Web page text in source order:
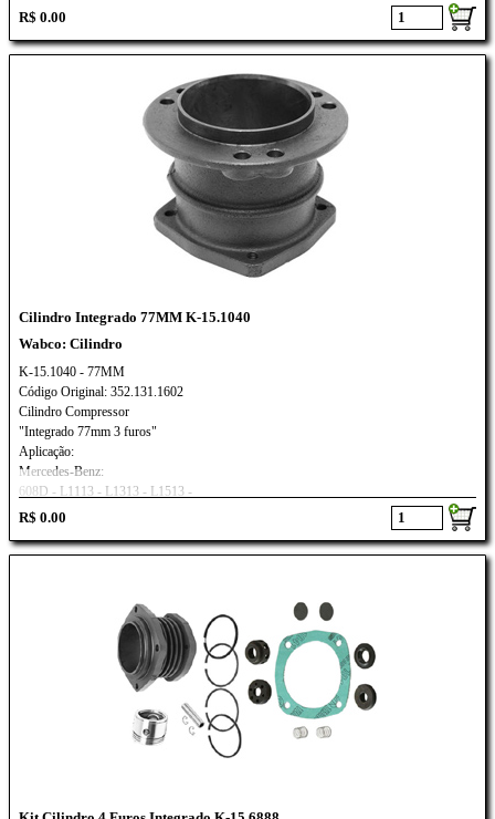
L/LB/LK2219 / O355 / O364 /O365
O370R/RS/RSD / O371R/RS
R$ 0.00
Cilindro Integrado 77MM K-15.1040
Wabco: Cilindro
K-15.1040 - 77MM
Código Original: 352.131.1602
Cilindro Compressor
"Integrado 77mm 3 furos"
Aplicação:
Mercedes-Benz:
608D - L1113 - L1313 - L1513 -
OM314 - OM352
R$ 0.00